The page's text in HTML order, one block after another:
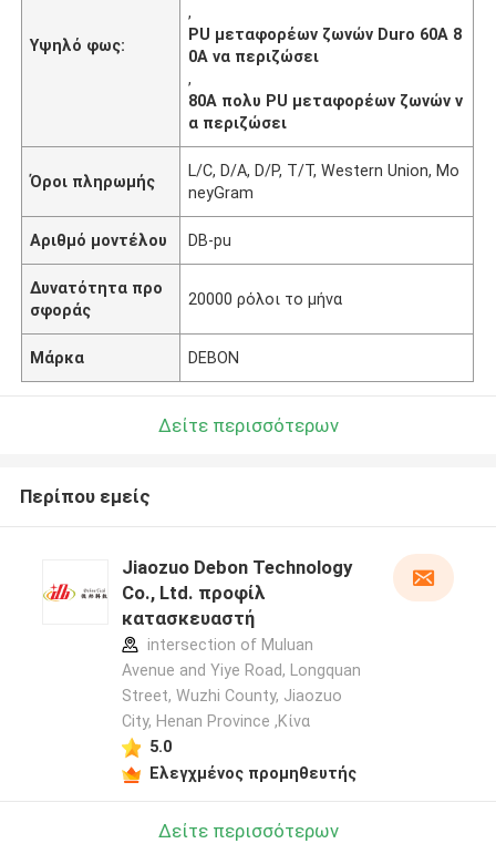
Υψηλό φως:
,
PU μεταφορέων ζωνών Duro 60A 8
0A να περιζώσει
,
80A πολυ PU μεταφορέων ζωνών ν
α περιζώσει
Όροι πληρωμής
L/C, D/A, D/P, T/T, Western Union, Mo
neyGram
Αριθμό μοντέλου DB-pu
Δυνατότητα προ
σφοράς
20000 ρόλοι το μήνα
Μάρκα DEBON
Δείτε περισσότερων
Περίπου εμείς
Jiaozuo Debon Technology
Co., Ltd. προφίλ
κατασκευαστή
intersection of Muluan
Avenue and Yiye Road, Longquan
Street, Wuzhi County, Jiaozuo
City, Henan Province ,Κίνα
5.0
Ελεγχμένος προμηθευτής
Δείτε περισσότερων